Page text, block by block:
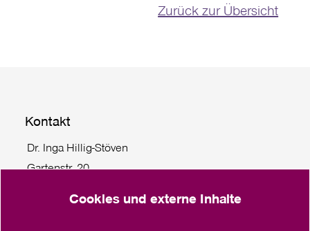
Zurück zur Übersicht
Kontakt
Dr. Inga Hillig-Stöven
Gartenstr. 20
Tel. +49 431 55779 114
Cookies und externe Inhalte